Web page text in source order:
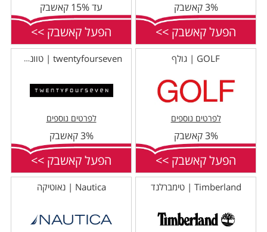
3% קאשבק
הפעל קאשבק >>
עד 15% קאשבק
הפעל קאשבק >>
GOLF | גולף
לפרטים נוספים
3% קאשבק
הפעל קאשבק >>
twentyfourseven | טוונטי פור סבן
לפרטים נוספים
3% קאשבק
הפעל קאשבק >>
Timberland | טימברלנד Nautica | נאוטיקה